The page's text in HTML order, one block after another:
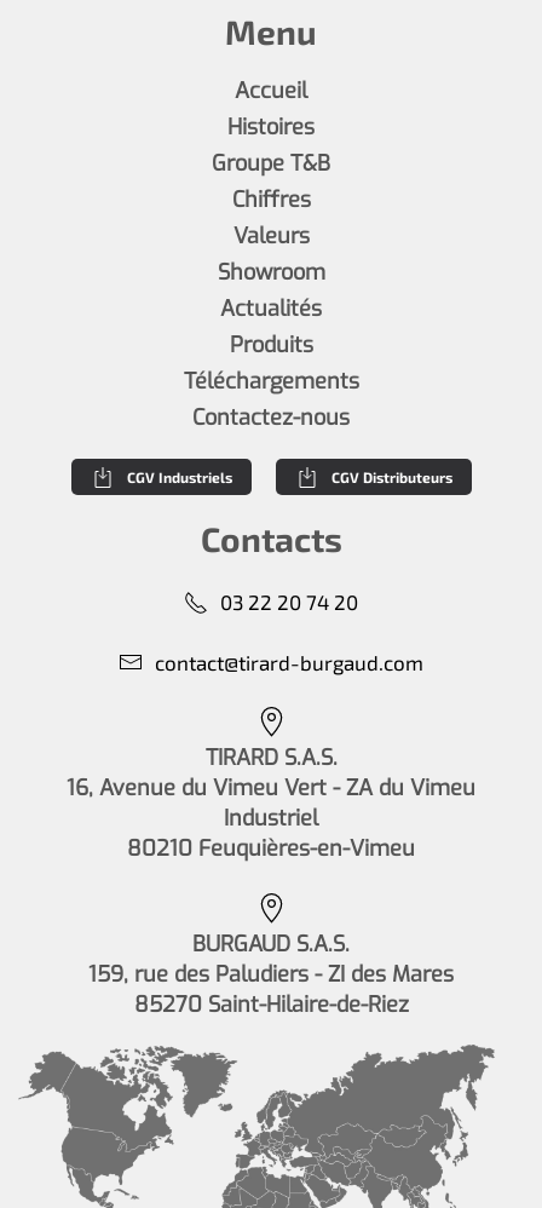
Menu
Accueil
Histoires
Groupe T&B
Chiffres
Valeurs
Showroom
Actualités
Produits
Téléchargements
Contactez-nous
CGV Industriels CGV Distributeurs
Contacts
03 22 20 74 20
contact@tirard-burgaud.com
TIRARD S.A.S.
16, Avenue du Vimeu Vert - ZA du Vimeu
Industriel
80210 Feuquières-en-Vimeu
BURGAUD S.A.S.
159, rue des Paludiers - ZI des Mares
85270 Saint-Hilaire-de-Riez